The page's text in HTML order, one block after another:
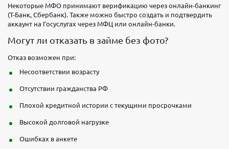
Некоторые МФО принимают верификацию через онлайн-банкинг
(Т-Банк, Сбербанк). Также можно быстро создать и подтвердить
аккаунт на Госуслугах через МФЦ или онлайн-банки.
Могут ли отказать в займе без фото?
Отказ возможен при:
Несоответствии возрасту
Отсутствии гражданства РФ
Плохой кредитной истории с текущими просрочками
Высокой долговой нагрузке
Ошибках в анкете